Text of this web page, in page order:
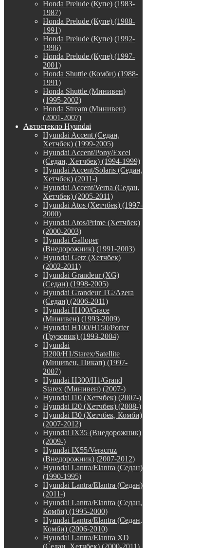
Honda Prelude (Купе) (1983-
1987)
Honda Prelude (Купе) (1988-
1991)
Honda Prelude (Купе) (1992-
1996)
Honda Prelude (Купе) (1997-
2001)
Honda Shuttle (Комби) (1988-
1991)
Honda Shuttle (Минивен)
(1995-2002)
Honda Stream (Минивен)
(2001-2007)
Автостекло Hyundai
Hyundai Accent (Седан,
Хетчбек) (1999-2005)
Hyundai Accent/Pony/Excel
(Седан, Хетчбек) (1994-1999)
Hyundai Accent/Solaris (Седан,
Хетчбек) (2011-)
Hyundai Accent/Verna (Седан,
Хетчбек) (2005-2011)
Hyundai Atos (Хетчбек) (1997-
2000)
Hyundai Atos/Prime (Хетчбек)
(2000-2003)
Hyundai Galloper
(Внедорожник) (1991-2003)
Hyundai Getz (Хетчбек)
(2002-2011)
Hyundai Grandeur (XG)
(Седан) (1998-2005)
Hyundai Grandeur TG/Azera
(Седан) (2006-2011)
Hyundai H100/Grace
(Минивен) (1993-2009)
Hyundai H100/H150/Porter
(Грузовик) (1993-2004)
Hyundai
H200/H1/Starex/Satellite
(Минивен, Пикап) (1997-
2007)
Hyundai H300/H1/Grand
Starex (Минивен) (2007-)
Hyundai I10 (Хетчбек) (2007-)
Hyundai I20 (Хетчбек) (2008-)
Hyundai I30 (Хетчбек, Комби)
(2007-2012)
Hyundai IX35 (Внедорожник)
(2009-)
Hyundai IX55/Veracruz
(Внедорожник) (2007-2012)
Hyundai Lantra/Elantra (Седан)
(1990-1995)
Hyundai Lantra/Elantra (Седан)
(2011-)
Hyundai Lantra/Elantra (Седан,
Комби) (1995-2000)
Hyundai Lantra/Elantra (Седан,
Комби) (2006-2010)
Hyundai Lantra/Elantra XD
(Седан, Хетчбек) (2000-2011)